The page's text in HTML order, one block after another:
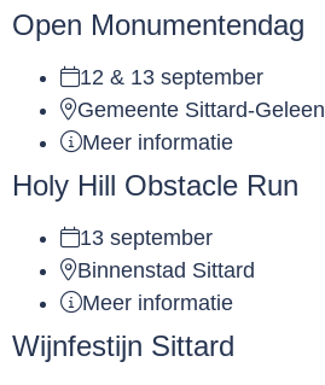
Open Monumentendag
12 & 13 september
Gemeente Sittard-Geleen
Meer informatie
Holy Hill Obstacle Run
13 september
Binnenstad Sittard
Meer informatie
Wijnfestijn Sittard